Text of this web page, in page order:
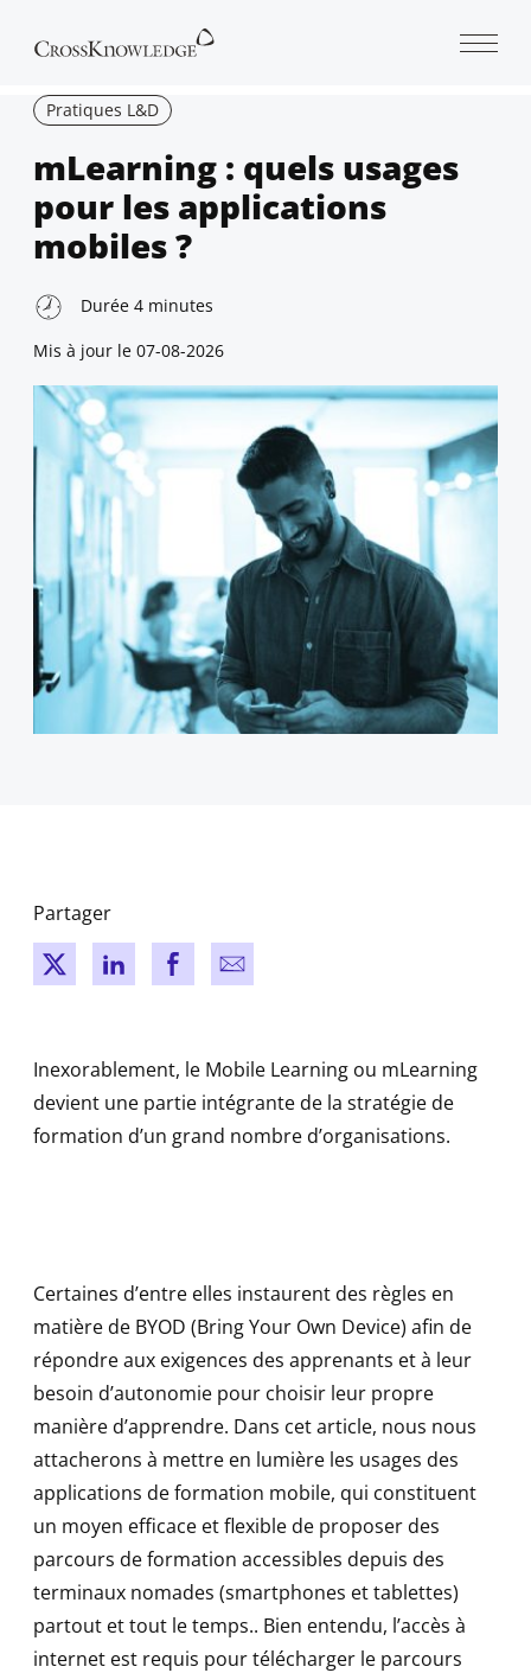
Pratiques L&D
mLearning : quels usages
pour les applications
mobiles ?
Durée 4 minutes
Mis à jour le 07-08-2026
Partager
New windowNew window
New windowNew window
Inexorablement, le Mobile Learning ou mLearning
devient une partie intégrante de la stratégie de
formation d’un grand nombre d’organisations.
Certaines d’entre elles instaurent des règles en
matière de BYOD (Bring Your Own Device) afin de
répondre aux exigences des apprenants et à leur
besoin d’autonomie pour choisir leur propre
manière d’apprendre. Dans cet article, nous nous
attacherons à mettre en lumière les usages des
applications de formation mobile, qui constituent
un moyen efficace et flexible de proposer des
parcours de formation accessibles depuis des
terminaux nomades (smartphones et tablettes)
partout et tout le temps.. Bien entendu, l’accès à
internet est requis pour télécharger le parcours